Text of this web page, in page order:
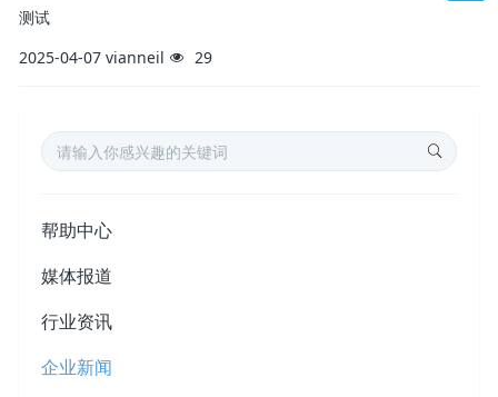
测试
2025-04-07 vianneil 29
帮助中心
媒体报道
行业资讯
企业新闻